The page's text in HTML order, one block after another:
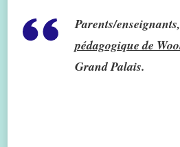
Parents/enseignants,
pédagogique de
Grand Palais.